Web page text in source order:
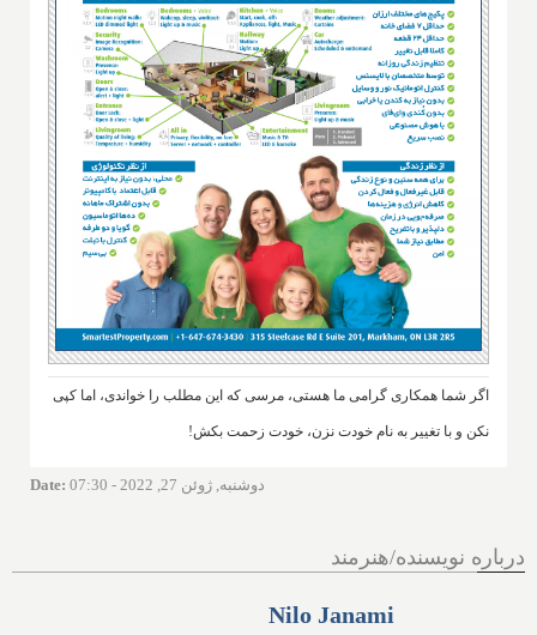
اگر شما همکاری گرامی ما هستی، مرسی که این مطلب را خواندی، اما کپی
نکن و با تغییر به نام خودت نزن، خودت زحمت بکش!
Date: دوشنبه, ژوئن 27, 2022 - 07:30
درباره نویسنده/هنرمند
Nilo Janami